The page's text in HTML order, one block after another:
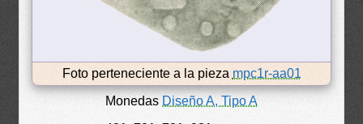
Foto perteneciente a la pieza mpc1r-aa01
Monedas Diseño A, Tipo A